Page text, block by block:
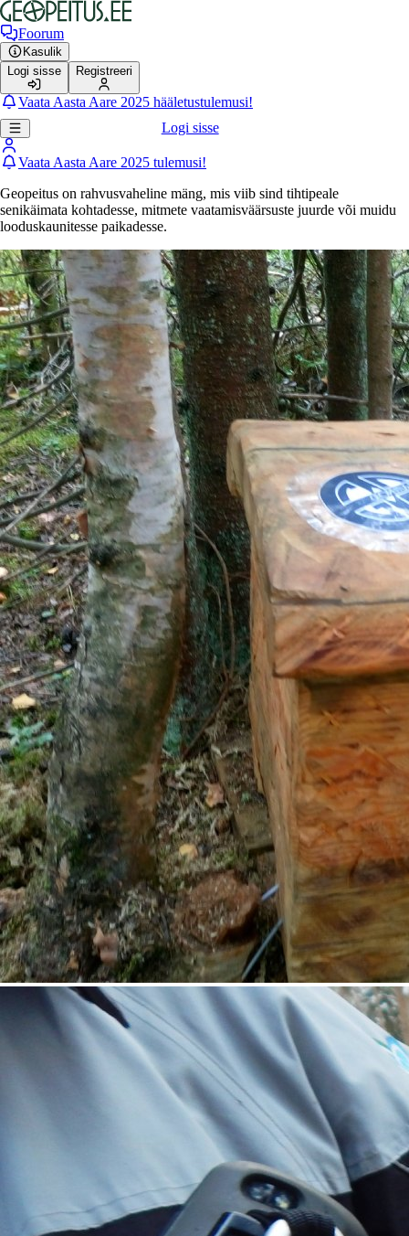
Foorum
Kasulik
Logi sisse
Registreeri
Vaata Aasta Aare 2025 hääletustulemusi!
Logi sisse
Vaata Aasta Aare 2025 tulemusi!
Geopeitus on rahvusvaheline mäng, mis viib sind tihtipeale
senikäimata kohtadesse, mitmete vaatamisväärsuste juurde või muidu
looduskaunitesse paikadesse.